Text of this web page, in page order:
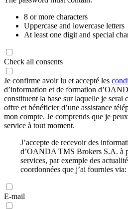
8 or more characters
Uppercase and lowercase letters
At least one digit and special
Check all consents
Je confirme avoir lu et accepté les
d’information et de formation
constituent la base sur laquelle je serai
offre et bénéficier d’une assistance
mon compte. Je comprends que je
service à tout moment.
J’accepte de recevoir des
d’OANDA TMS Brokers S.A. à
services, par exemple des
coordonnées que j’ai fournies via:
E-mail